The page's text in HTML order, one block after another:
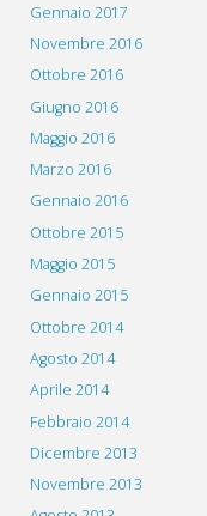
Gennaio 2017
Novembre 2016
Ottobre 2016
Giugno 2016
Maggio 2016
Marzo 2016
Gennaio 2016
Ottobre 2015
Maggio 2015
Gennaio 2015
Ottobre 2014
Agosto 2014
Aprile 2014
Febbraio 2014
Dicembre 2013
Novembre 2013